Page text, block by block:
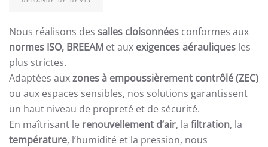
Nous réalisons des salles cloisonnées conformes aux
normes ISO, BREEAM et aux exigences aérauliques les
plus strictes.
Adaptées auxzones à empoussièrement contrôlé (ZEC)
ou aux espaces sensibles, nos solutions garantissent
un haut niveau de propreté et de sécurité.
En maîtrisant le renouvellement d’air, la filtration, la
température, l’humidité et la pression, nous